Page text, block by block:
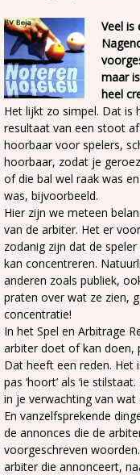
Veel is
maar
heel
Het lijkt zo simpel. Dat is
resultaat van een stoot
hoorbaar voor spelers,
hoorbaar, zodat je
of die bal wel raak was
was, bijvoorbeeld.
Hier zijn we meteen
van de arbiter. Het er
zodanig zijn dat de
kan concentreren.
anderen zoals publiek,
praten over wat ze zien,
concentratie!
In het Spel en Arbitrage
arbiter doet of kan doen,
Dat heeft een reden. Het
pas ‘hoort’ als ‘ie
in je verwachting van
En vanzelfsprekende
de annonces die de
voorgeschreven
arbiter die annonceert,